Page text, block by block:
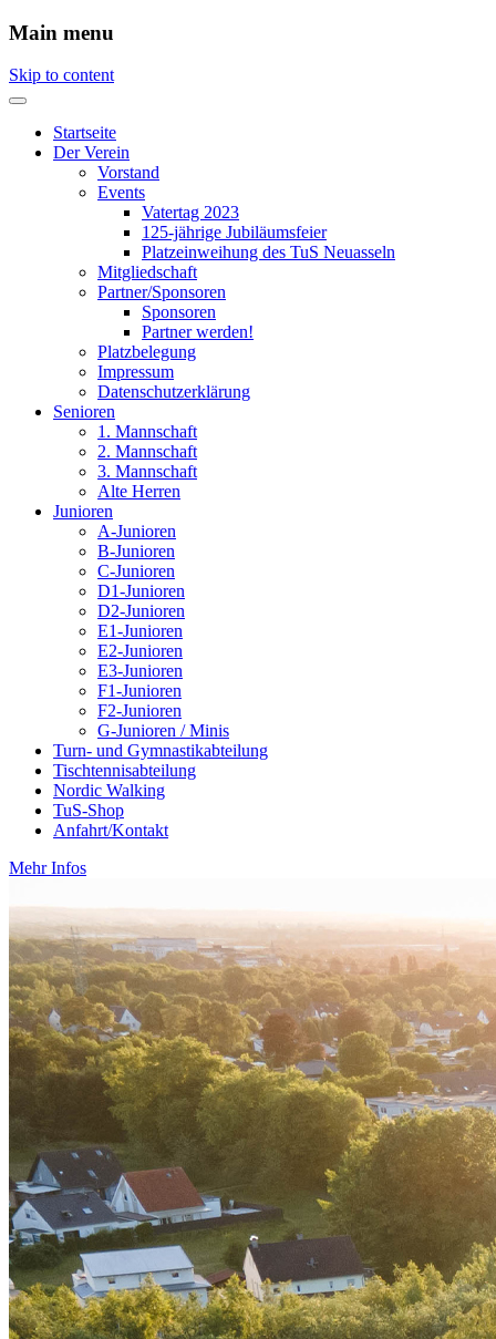
Main menu
Skip to content
Startseite
Der Verein
Vorstand
Events
Vatertag 2023
125-jährige Jubiläumsfeier
Platzeinweihung des TuS Neuasseln
Mitgliedschaft
Partner/Sponsoren
Sponsoren
Partner werden!
Platzbelegung
Impressum
Datenschutzerklärung
Senioren
1. Mannschaft
2. Mannschaft
3. Mannschaft
Alte Herren
Junioren
A-Junioren
B-Junioren
C-Junioren
D1-Junioren
D2-Junioren
E1-Junioren
E2-Junioren
E3-Junioren
F1-Junioren
F2-Junioren
G-Junioren / Minis
Turn- und Gymnastikabteilung
Tischtennisabteilung
Nordic Walking
TuS-Shop
Anfahrt/Kontakt
Mehr Infos